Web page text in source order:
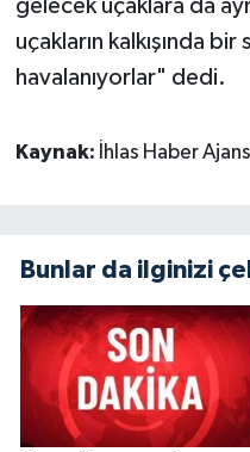
gelecek uçaklara da
uçakların kalkışında bir
havalanıyorlar" dedi.
Kaynak: İhlas Haber
Bunlar da ilginizi